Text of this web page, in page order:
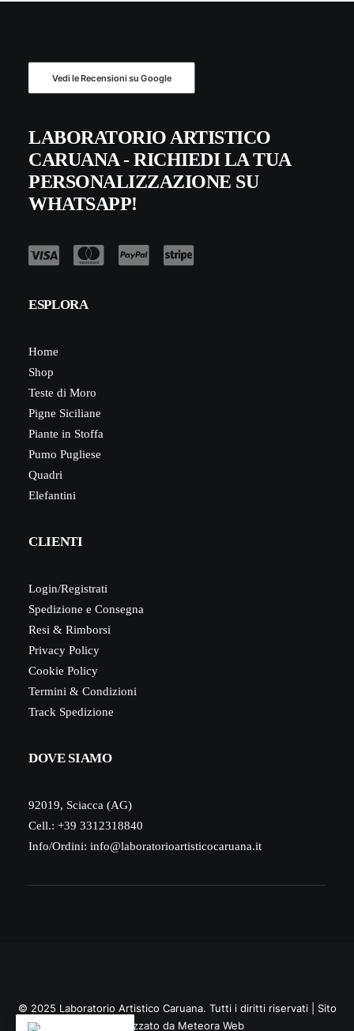
Vedi le Recensioni su Google
LABORATORIO ARTISTICO
CARUANA - RICHIEDI LA TUA
PERSONALIZZAZIONE SU
WHATSAPP!
ESPLORA
Home
Shop
Teste di Moro
Pigne Siciliane
Piante in Stoffa
Pumo Pugliese
Quadri
Elefantini
CLIENTI
Login/Registrati
Spedizione e Consegna
Resi & Rimborsi
Privacy Policy
Cookie Policy
Termini & Condizioni
Track Spedizione
DOVE SIAMO
92019, Sciacca (AG)
Cell.: +39 3312318840
Info/Ordini: info@laboratorioartisticocaruana.it
© 2025 Laboratorio Artistico Caruana. Tutti i diritti riservati | Sito
Realizzato da Meteora Web